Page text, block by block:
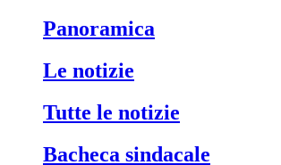
panoramica
le notizie
tutte le notizie
bacheca sindacale